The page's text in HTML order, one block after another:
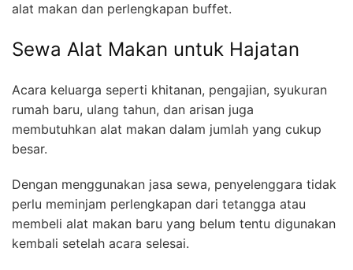
alat makan dan perlengkapan buffet.
Sewa Alat Makan untuk Hajatan
Acara keluarga seperti khitanan, pengajian, syukuran
rumah baru, ulang tahun, dan arisan juga
membutuhkan alat makan dalam jumlah yang cukup
besar.
Dengan menggunakan jasa sewa, penyelenggara tidak
perlu meminjam perlengkapan dari tetangga atau
membeli alat makan baru yang belum tentu digunakan
kembali setelah acara selesai.